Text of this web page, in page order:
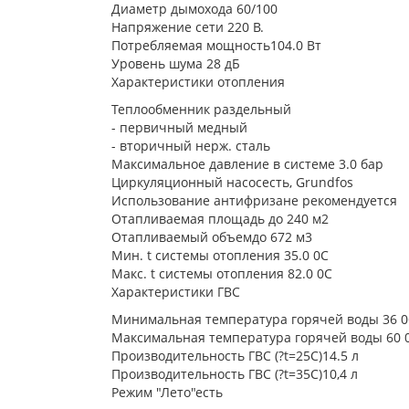
Диаметр дымохода 60/100
Напряжение сети 220 В.
Потребляемая мощность104.0 Вт
Уровень шума 28 дБ
Характеристики отопления
Теплообменник раздельный
- первичный медный
- вторичный нерж. сталь
Максимальное давление в системе 3.0 бар
Циркуляционный насосесть, Grundfos
Использование антифризане рекомендуется
Отапливаемая площадь до 240 м2
Отапливаемый объемдо 672 м3
Мин. t системы отопления 35.0 0C
Макс. t системы отопления 82.0 0C
Характеристики ГВС
Минимальная температура горячей воды 36
Максимальная температура горячей воды 60
Производительность ГВС (?t=25C)14.5 л
Производительность ГВС (?t=35C)10,4 л
Режим "Лето"есть